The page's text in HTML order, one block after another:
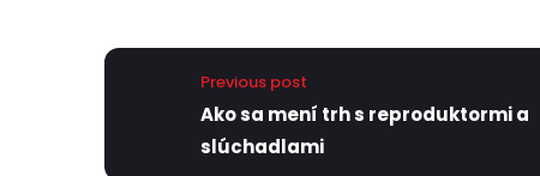
Previous post
Ako sa mení trh s reproduktormi a
slúchadlami